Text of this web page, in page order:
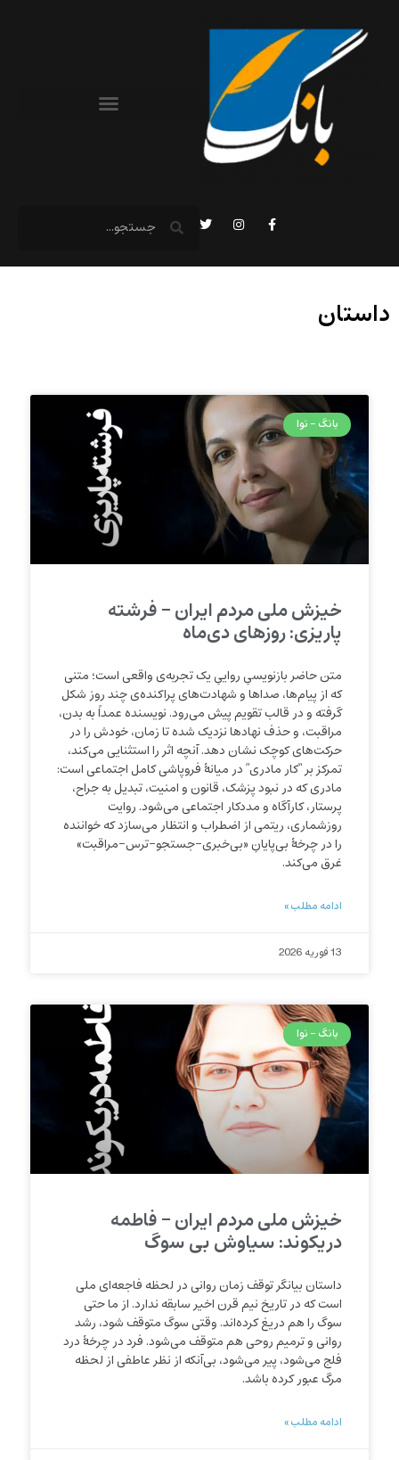
داستان
بانگ - نوا
خیزش ملی مردم ایران – فرشته
پاریزی: روزهای دی‌ماه
متن حاضر بازنویسیِ رواییِ یک تجربه‌ی واقعی است؛ متنی
که از پیام‌ها، صداها و شهادت‌های پراکنده‌ی چند روز شکل
گرفته و در قالب تقویم پیش می‌رود. نویسنده عمداً به بدن،
مراقبت، و حذف نهادها نزدیک شده‌ تا زمان، خودش را در
حرکت‌های کوچک نشان دهد. آنچه اثر را استثنایی می‌کند،
تمرکز بر “کار مادری” در میانهٔ فروپاشی کامل اجتماعی است:
مادری که در نبود پزشک، قانون و امنیت، تبدیل به جراح،
پرستار، کارآگاه و مددکار اجتماعی می‌شود. روایت
روزشماری، ریتمی از اضطراب و انتظار می‌سازد که خواننده
را در چرخهٔ بی‌پایانِ «بی‌خبری-جستجو-ترس-مراقبت»
غرق می‌کند.
ادامه مطلب »
13 فوریه 2026
بانگ - نوا
خیزش ملی مردم ایران – فاطمه
دریکوند: سیاوش بی سوگ
داستان بیانگر توقف زمان روانی در لحظه فاجعه‌ای ملی
است که در تاریخ نیم قرن اخیر سابقه ندارد. از ما حتی
سوگ را هم دریغ کرده‌اند. وقتی سوگ متوقف شود، رشد
روانی و ترمیم روحی هم متوقف می‌شود. فرد در چرخهٔ درد
فلج می‌شود، پیر می‌شود، بی‌آنکه از نظر عاطفی از لحظه
مرگ عبور کرده باشد.
ادامه مطلب »